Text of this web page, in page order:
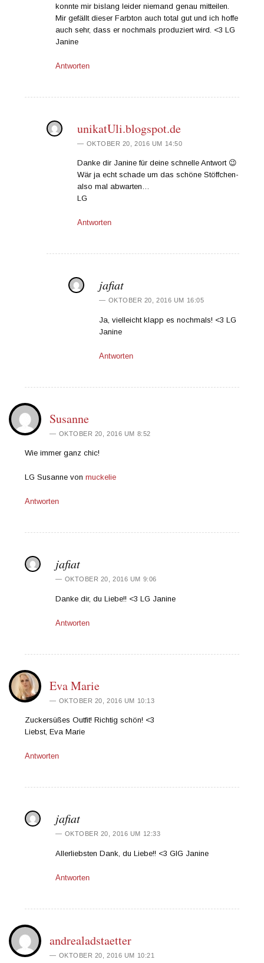
konnte mir bislang leider niemand genau mitteilen.
Mir gefällt dieser Farbton auch total gut und ich hoffe
auch sehr, dass er nochmals produziert wird. <3 LG
Janine
Antworten
unikatUli.blogspot.de
OKTOBER 20, 2016 UM 14:50
Danke dir Janine für deine schnelle Antwort 😉
Wär ja echt schade um das schöne Stöffchen-
also mal abwarten…
LG
Antworten
jafiat
OKTOBER 20, 2016 UM 16:05
Ja, vielleicht klapp es nochmals! <3 LG
Janine
Antworten
Susanne
OKTOBER 20, 2016 UM 8:52
Wie immer ganz chic!
LG Susanne vonmuckelie
Antworten
jafiat
OKTOBER 20, 2016 UM 9:06
Danke dir, du Liebe!! <3 LG Janine
Antworten
Eva Marie
OKTOBER 20, 2016 UM 10:13
Zuckersüßes Outfit! Richtig schön! <3
Liebst, Eva Marie
Antworten
jafiat
OKTOBER 20, 2016 UM 12:33
Allerliebsten Dank, du Liebe!! <3 GlG Janine
Antworten
andrealadstaetter
OKTOBER 20, 2016 UM 10:21